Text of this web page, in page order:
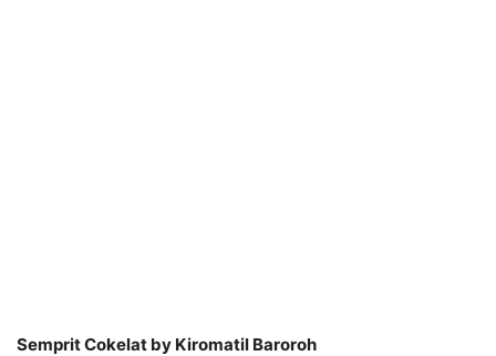
Semprit Cokelat by Kiromatil Baroroh